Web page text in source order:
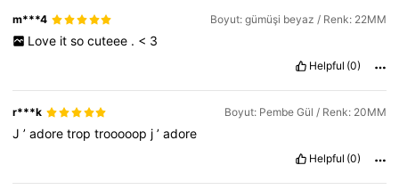
m***4 Boyut: gümüşi beyaz / Renk: 22MM
Love it so cuteee . < 3
Helpful (0)
r***k Boyut: Pembe Gül / Renk: 20MM
J’adoretroptrooooop j’adore
Helpful (0)